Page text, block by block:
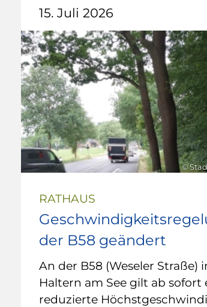
15. Juli 2026
©
RATHAUS
der B58 geändert
An der B58 (Weseler Straße)
Haltern am See gilt ab sofort
reduzierte